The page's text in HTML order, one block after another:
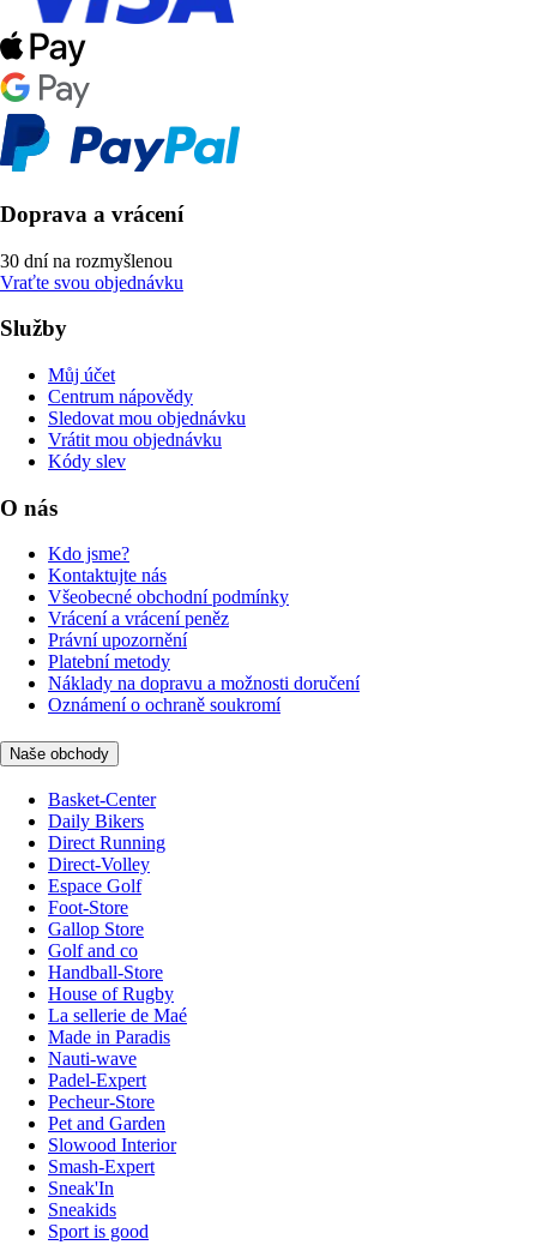
Doprava a vrácení
30 dní na rozmyšlenou
Vraťte svou objednávku
Služby
Můj účet
Centrum nápovědy
Sledovat mou objednávku
Vrátit mou objednávku
Kódy slev
O nás
Kdo jsme?
Kontaktujte nás
Všeobecné obchodní podmínky
Vrácení a vrácení peněz
Právní upozornění
Platební metody
Náklady na dopravu a možnosti doručení
Oznámení o ochraně soukromí
Naše obchody
Basket-Center
Daily Bikers
Direct Running
Direct-Volley
Espace Golf
Foot-Store
Gallop Store
Golf and co
Handball-Store
House of Rugby
La sellerie de Maé
Made in Paradis
Nauti-wave
Padel-Expert
Pecheur-Store
Pet and Garden
Slowood Interior
Smash-Expert
Sneak'In
Sneakids
Sport is good